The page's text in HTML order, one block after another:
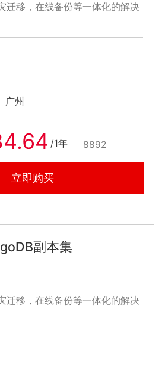
迁移，在线备份等一体化的解决
广州
/1年 8892
立即购买
副本集
迁移，在线备份等一体化的解决